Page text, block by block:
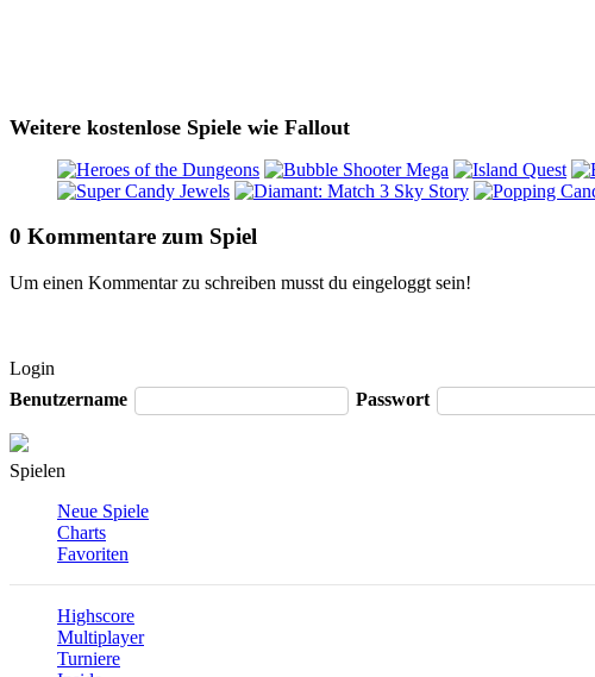
Weitere kostenlose Spiele wie Fallout
0 Kommentare zum Spiel
Um einen Kommentar zu schreiben musst du eingeloggt sein!
Login
Benutzername
Passwort
Spielen
Neue Spiele
Charts
Favoriten
Highscore
Multiplayer
Turniere